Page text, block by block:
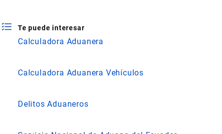
Te puede interesar
Calculadora Aduanera
Calculadora Aduanera Vehículos
Delitos Aduaneros